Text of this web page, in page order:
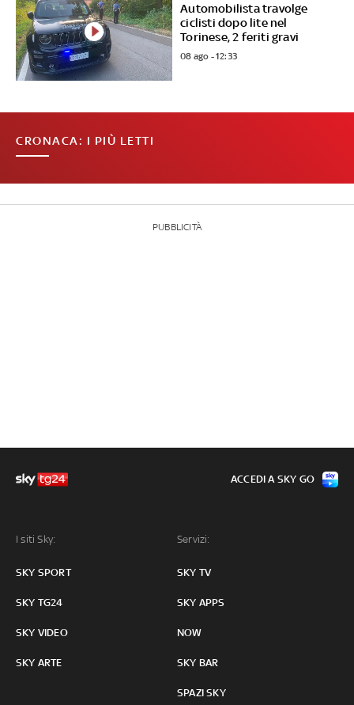
Automobilista travolge
ciclisti dopo lite nel
Torinese, 2 feriti gravi
08 ago - 12:33
CRONACA: I PIÙ LETTI
PUBBLICITÀ
I siti Sky:
SKY SPORT
SKY TG24
SKY VIDEO
SKY ARTE
Servizi:
SKY TV
SKY APPS
NOW
SKY BAR
SPAZI SKY
ACCEDI A SKY GO